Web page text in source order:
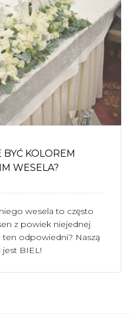
BYĆ KOLOREM
WESELA?
wesela to często
z powiek niejednej
ten odpowiedni? Naszą
BIEL!